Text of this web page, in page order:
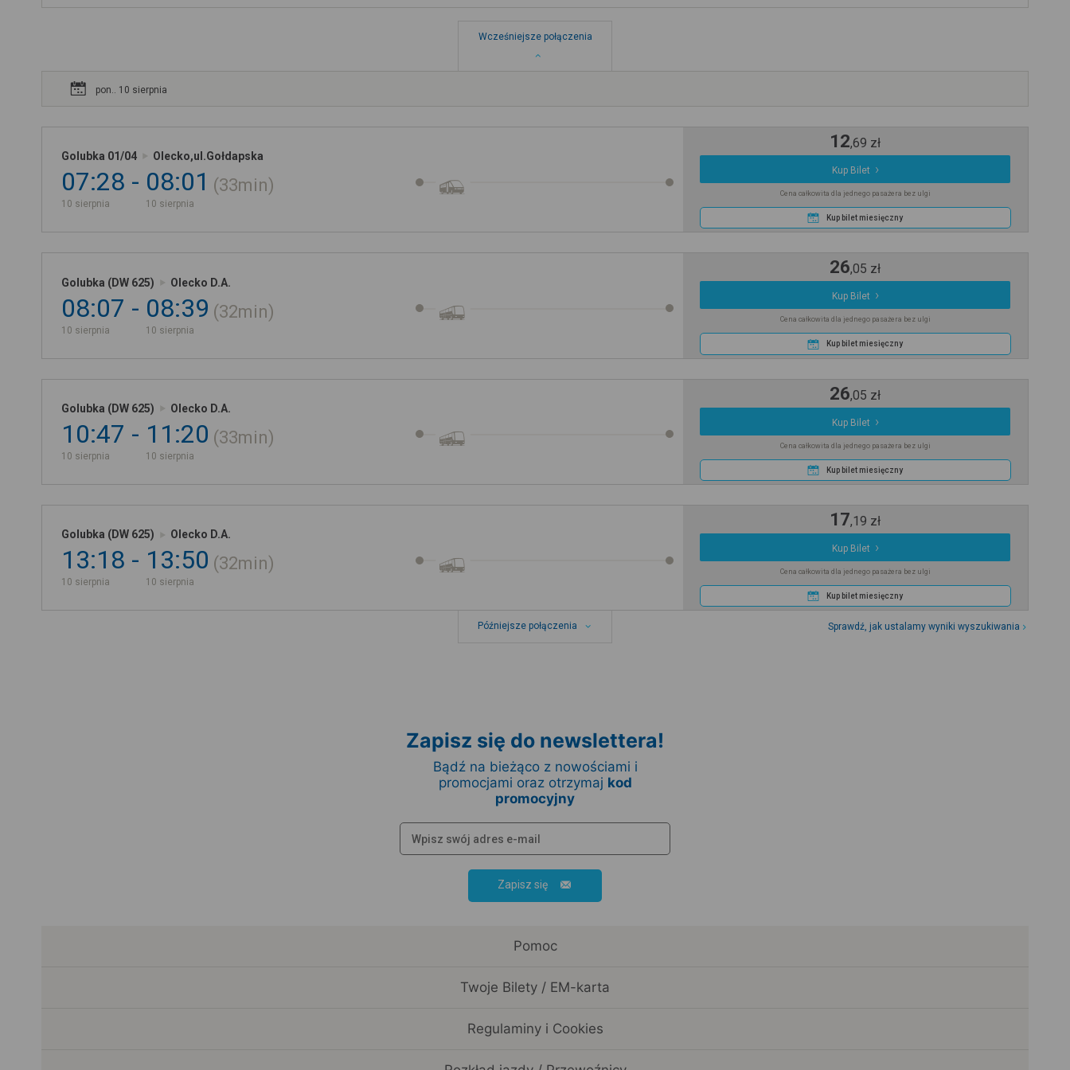
Wcześniejsze połączenia
pon.. 10 sierpnia
Golubka 01/04 Olecko,ul.Gołdapska
07:28
10 sierpnia
08:01
10 sierpnia
33min
12,69 zł
Kup Bilet
Cena całkowita dla jednego pasażera bez ulgi
Kup bilet miesięczny
Golubka (DW 625) Olecko D.A.
08:07
10 sierpnia
08:39
10 sierpnia
32min
26,05 zł
Kup Bilet
Cena całkowita dla jednego pasażera bez ulgi
Kup bilet miesięczny
Golubka (DW 625) Olecko D.A.
10:47
10 sierpnia
11:20
10 sierpnia
33min
26,05 zł
Kup Bilet
Cena całkowita dla jednego pasażera bez ulgi
Kup bilet miesięczny
Golubka (DW 625) Olecko D.A.
13:18
10 sierpnia
13:50
10 sierpnia
32min
17,19 zł
Kup Bilet
Cena całkowita dla jednego pasażera bez ulgi
Kup bilet miesięczny
Późniejsze połączenia Sprawdź, jak ustalamy wyniki wyszukiwania
Zapisz się do newslettera!
Bądź na bieżąco z nowościami i
promocjami oraz otrzymaj kod
promocyjny
Zapisz się
Pomoc
Twoje Bilety / EM-karta
Regulaminy i Cookies